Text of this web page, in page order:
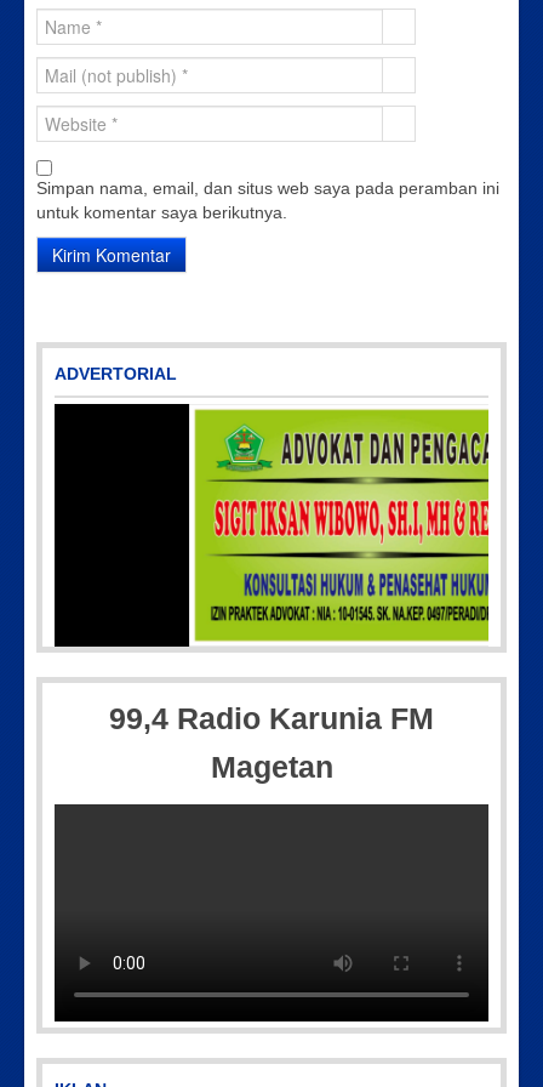
Simpan nama, email, dan situs web saya pada peramban ini
untuk komentar saya berikutnya.
ADVERTORIAL
IMG-20170928-WA0071
99,4 Radio Karunia FM
Magetan